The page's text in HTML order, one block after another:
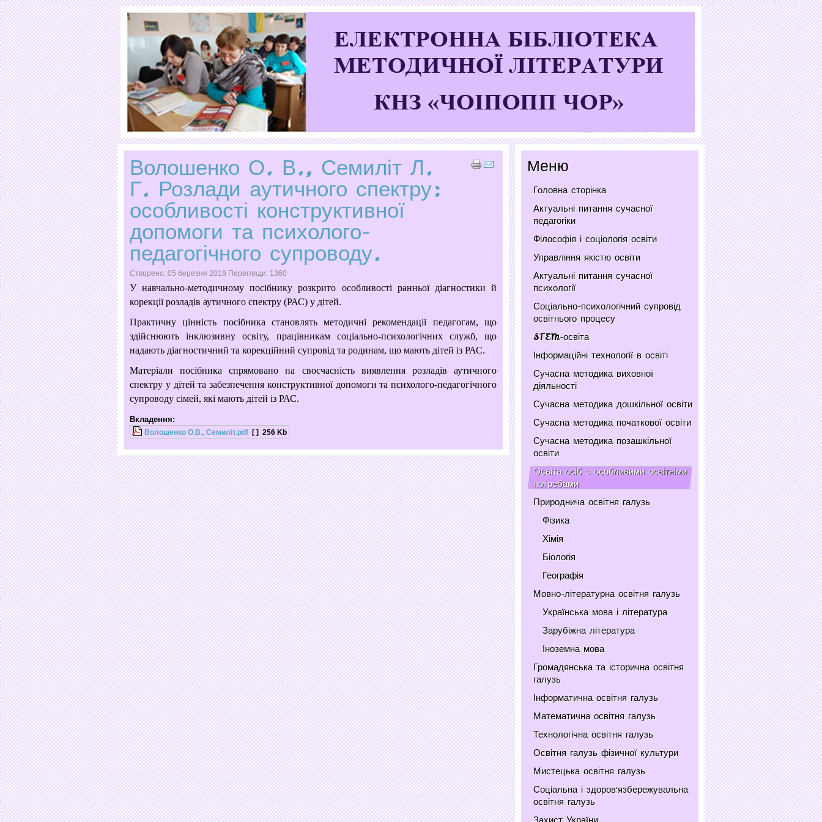
Волошенко О. В., Семиліт Л.
Г. Розлади аутичного спектру:
особливості конструктивної
допомоги та психолого-
педагогічного супроводу.
Створено: 05 березня 2019 Перегляди: 1360
У навчально-методичному посібнику розкрито особливості ранньої діагностики й
корекції розладів аутичного спектру (РАС) у дітей.
Практичну цінність посібника становлять методичні рекомендації педагогам, що
здійснюють інклюзивну освіту, працівникам соціально-психологічних служб, що
надають діагностичний та корекційний супровід та родинам, що мають дітей із РАС.
Матеріали посібника спрямовано на своєчасність виявлення розладів аутичного
спектру у дітей та забезпечення конструктивної допомоги та психолого-педагогічного
супроводу сімей, які мають дітей із РАС.
Вкладення:
Волошенко О.В., Семиліт.pdf [ ] 256 Kb
Меню
Головна сторінка
Актуальні питання сучасної
педагогіки
Філософія і соціологія освіти
Управління якістю освіти
Актуальні питання сучасної
психології
Соціально-психологічний супровід
освітнього процесу
STEM-освіта
Інформаційні технології в освіті
Сучасна методика виховної
діяльності
Сучасна методика дошкільної освіти
Сучасна методика початкової освіти
Сучасна методика позашкільної
освіти
Освіта осіб з особливими освітніми
потребами
Природнича освітня галузь
Фізика
Хімія
Біологія
Географія
Мовно-літературна освітня галузь
Українська мова і література
Зарубіжна література
Іноземна мова
Громадянська та історична освітня
галузь
Інформатична освітня галузь
Математична освітня галузь
Технологічна освітня галузь
Освітня галузь фізичної культури
Мистецька освітня галузь
Соціальна і здоров'язбережувальна
освітня галузь